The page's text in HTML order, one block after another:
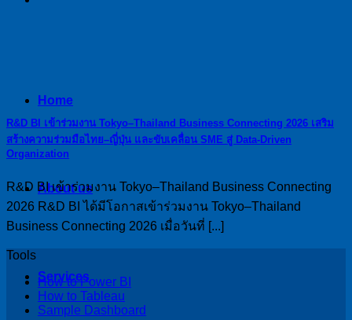
Home
About us
Services
R&D BI เข้าร่วมงาน Tokyo–Thailand Business Connecting 2026 เสริม
สร้างความร่วมมือไทย–ญี่ปุ่น และขับเคลื่อน SME สู่ Data-Driven
Organization
R&D BI เข้าร่วมงาน Tokyo–Thailand Business Connecting
2026 R&D BI ได้มีโอกาสเข้าร่วมงาน Tokyo–Thailand
Business Connecting 2026 เมื่อวันที่ [...]
Tools
How to Power BI
How to Tableau
Sample Dashboard